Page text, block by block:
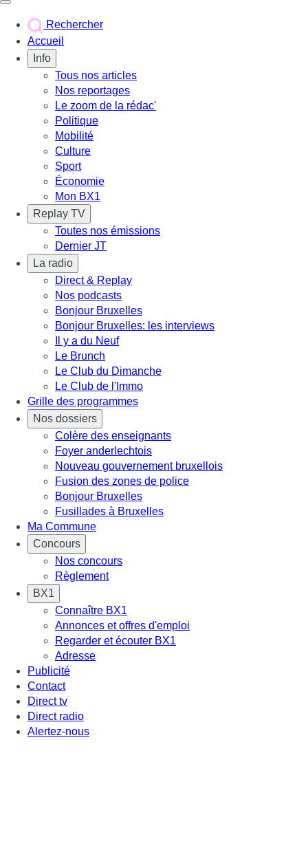
Rechercher
Accueil
Info
Tous nos articles
Nos reportages
Le zoom de la rédac'
Politique
Mobilité
Culture
Sport
Économie
Mon BX1
Replay TV
Toutes nos émissions
Dernier JT
La radio
Direct & Replay
Nos podcasts
Bonjour Bruxelles
Bonjour Bruxelles: les interviews
Il y a du Neuf
Le Brunch
Le Club du Dimanche
Le Club de l'Immo
Grille des programmes
Nos dossiers
Colère des enseignants
Foyer anderlechtois
Nouveau gouvernement bruxellois
Fusion des zones de police
Bonjour Bruxelles
Fusillades à Bruxelles
Ma Commune
Concours
Nos concours
Règlement
BX1
Connaître BX1
Annonces et offres d'emploi
Regarder et écouter BX1
Adresse
Publicité
Contact
Direct tv
Direct radio
Alertez-nous